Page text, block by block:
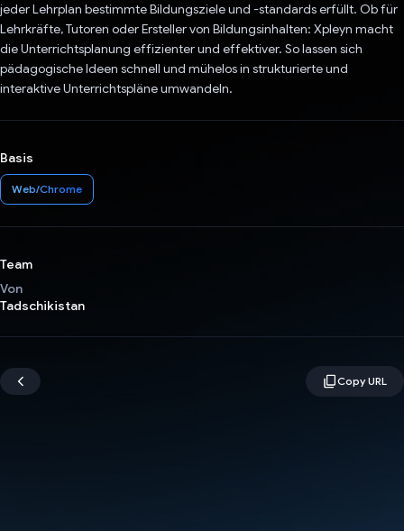
jeder Lehrplan bestimmte Bildungsziele und -standards erfüllt. Ob für
Lehrkräfte, Tutoren oder Ersteller von Bildungsinhalten: Xpleyn macht
die Unterrichtsplanung effizienter und effektiver. So lassen sich
pädagogische Ideen schnell und mühelos in strukturierte und
interaktive Unterrichtspläne umwandeln.
Basis
Web/Chrome
Team
Von
Tadschikistan